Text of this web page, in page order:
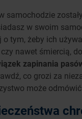
samochodzie
w swoim
tym, żeby ich
nawet śmiercią,
zapinania
co grozi za
może